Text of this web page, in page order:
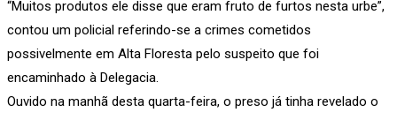
“Muitos produtos ele disse que eram fruto de furtos nesta urbe”,
contou um policial referindo-se a crimes cometidos
possivelmente em Alta Floresta pelo suspeito que foi
encaminhado à Delegacia.
Ouvido na manhã desta quarta-feira, o preso já tinha revelado o